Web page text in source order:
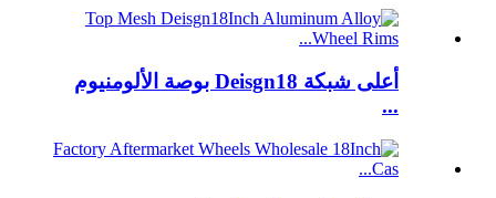
أعلى شبكة Deisgn18 بوصة الألومنيوم
...